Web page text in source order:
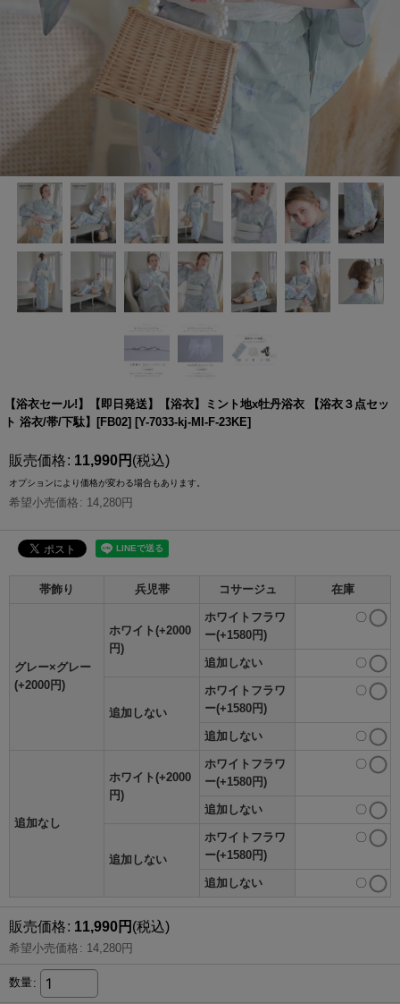
【浴衣セール!】【即日発送】【浴衣】ミント地x牡丹浴衣 【浴衣３点セッ
ト 浴衣/帯/下駄】[FB02] [Y-7033-kj-MI-F-23KE]
販売価格: 11,990円 (税込)
オプションにより価格が変わる場合もあります。
希望小売価格 : 14,280円
帯飾り 兵児帯 コサージュ 在庫
グレー×グレー
(+2000円)
ホワイト(+2000
円)
ホワイトフラワ
ー(+1580円)
〇
追加しない 〇
追加しない
ホワイトフラワ
ー(+1580円)
〇
追加しない 〇
追加なし
ホワイト(+2000
円)
ホワイトフラワ
ー(+1580円)
〇
追加しない 〇
追加しない
ホワイトフラワ
ー(+1580円)
〇
追加しない 〇
販売価格: 11,990円 (税込)
希望小売価格 : 14,280円
数量: